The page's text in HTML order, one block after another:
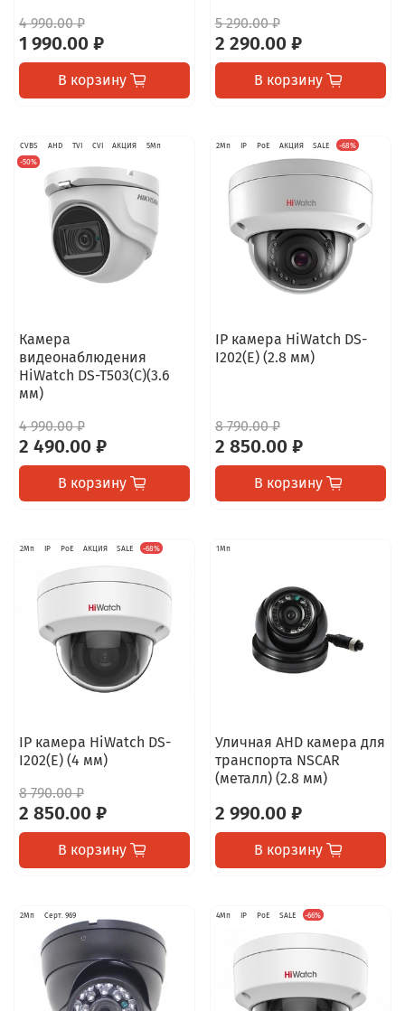
4 990.00 ₽
1 990.00 ₽
В корзину
5 290.00 ₽
2 290.00 ₽
В корзину
CVBS AHD TVI CVI АКЦИЯ
5Мп
-50%
Камера
видеонаблюдения
HiWatch DS-T503(C)(3.6
мм)
4 990.00 ₽
2 490.00 ₽
В корзину
2Мп IP PoE АКЦИЯ SALE -68%
IP камера HiWatch DS-
I202(E) (2.8 мм)
8 790.00 ₽
2 850.00 ₽
В корзину
2Мп IP PoE АКЦИЯ SALE -68%
IP камера HiWatch DS-
I202(E) (4 мм)
8 790.00 ₽
2 850.00 ₽
В корзину
1Мп
Уличная AHD камера для
транспорта NSCAR
(металл) (2.8 мм)
2 990.00 ₽
В корзину
2Мп Серт. 969 4Мп IP PoE SALE -66%